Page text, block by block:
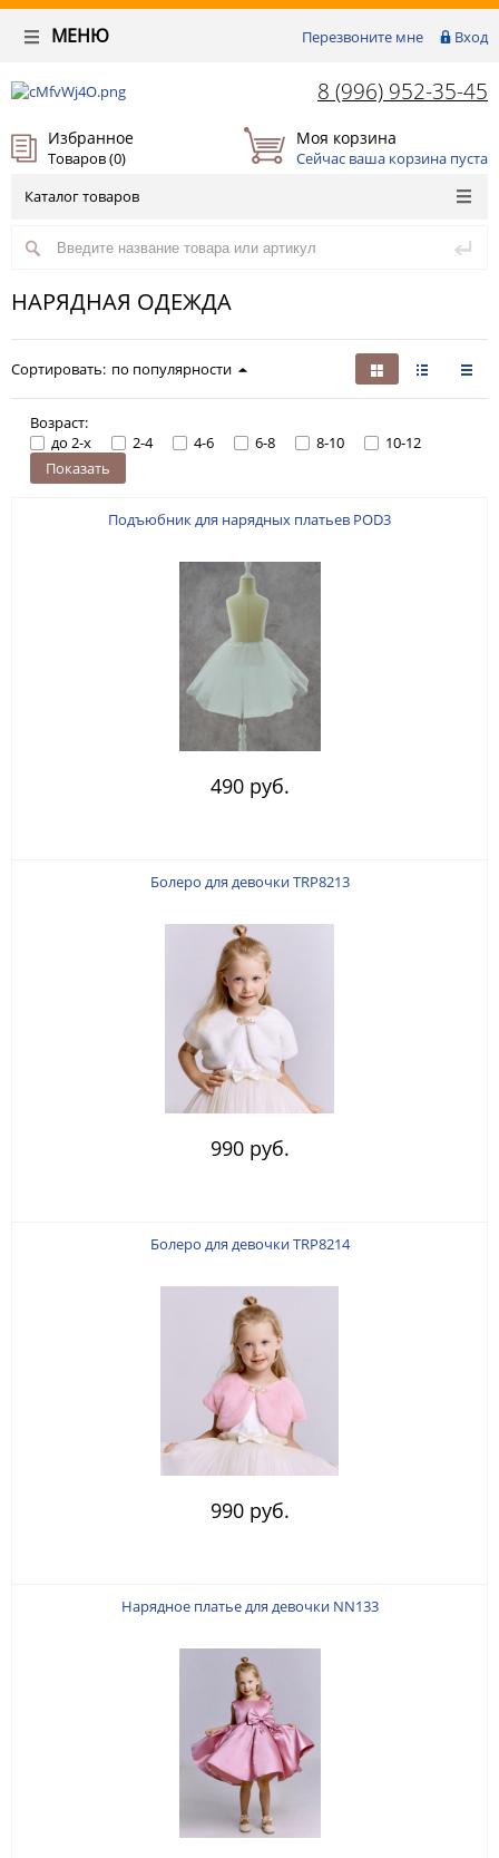
Перезвоните мне Вход
МЕНЮ
8 (996) 952-35-45
Избранное
Товаров (0)
Моя корзина
Сейчас ваша корзина пуста
Каталог товаров
НАРЯДНАЯ ОДЕЖДА
Сортировать: по популярности
Возраст:
до 2-х
2-4 4-6 6-8 8-10
10-12
Показать
Подъюбник для нарядных платьев POD3
490 руб.
Болеро для девочки TRP8213
990 руб.
Болеро для девочки TRP8214
990 руб.
Нарядное платье для девочки NN133